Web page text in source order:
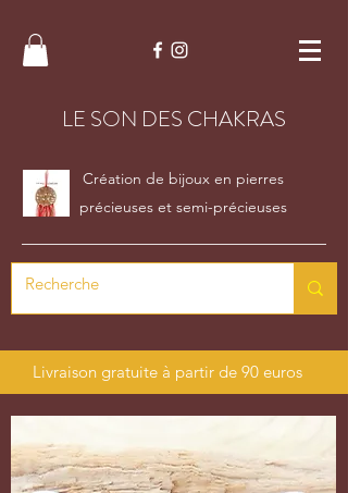
LE SON DES CHAKRAS
Création de bijoux en pierres
précieuses et semi-précieuses
Livraison gratuite à partir de 90 euros